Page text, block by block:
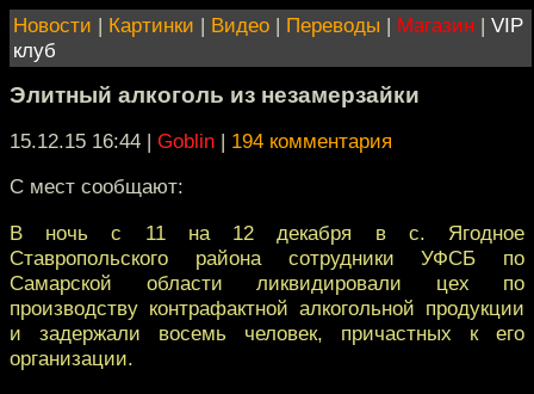
Новости | Картинки | Видео | Переводы | Магазин | VIP
клуб
Элитный алкоголь из незамерзайки
15.12.15 16:44 | Goblin | 194 комментария
С мест сообщают:
В ночь с 11 на 12 декабря в с. Ягодное
Ставропольского района сотрудники УФСБ по
Самарской области ликвидировали цех по
производству контрафактной алкогольной продукции
и задержали восемь человек, причастных к его
организации.